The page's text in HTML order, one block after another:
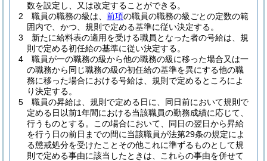
数を設定し、又は改定することができる。
2
職員の職務の級は、 前項の職員の職務の級ごとの定数の範
囲内で、かつ、規則で定める基準に従い決定する。
3
新たに給料表の適用を受ける職員となった者の号給は、規
則で定める初任給の基準に従い決定する。
4
職員が一の職務の級から他の職務の級に移った場合又は一
の職務から同じ職務の級の初任給の基準を異にする他の職
務に移った場合における号給は、規則で定めるところによ
り決定する。
5
職員の昇給は、規則で定める日に、同日前において規則で
定める日以前1年間における当該職員の勤務成績に応じて、
行うものとする。
この場合において、同日の翌日から昇給
を行う日の前日までの間に当該職員が法第29条の規定によ
る懲戒処分を受けたことその他これに準ずるものとして規
則で定める事由に該当したときは、これらの事由を併せて